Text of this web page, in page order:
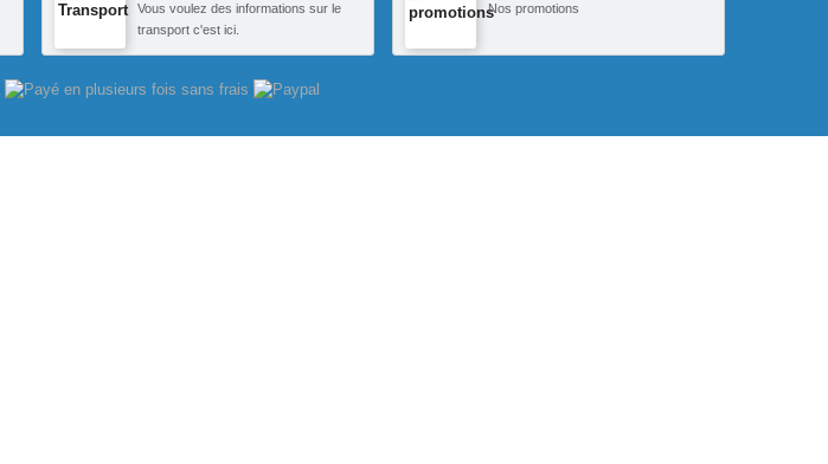
Vous voulez des informations sur le
transport c'est ici.
Nos promotions